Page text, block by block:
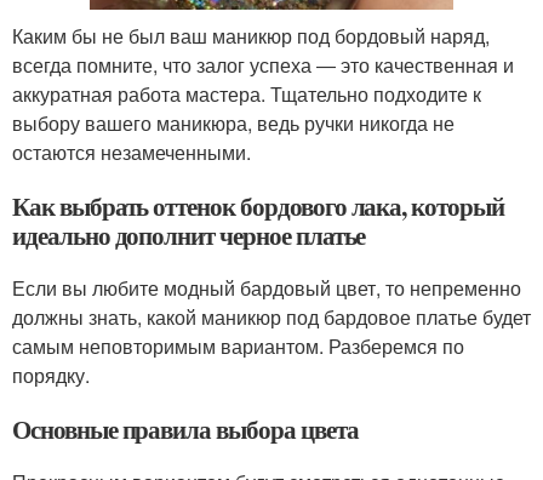
Каким бы не был ваш маникюр под бордовый наряд,
всегда помните, что залог успеха ― это качественная и
аккуратная работа мастера. Тщательно подходите к
выбору вашего маникюра, ведь ручки никогда не
остаются незамеченными.
Как выбрать оттенок бордового лака, который
идеально дополнит черное платье
Если вы любите модный бардовый цвет, то непременно
должны знать, какой маникюр под бардовое платье будет
самым неповторимым вариантом. Разберемся по
порядку.
Основные правила выбора цвета